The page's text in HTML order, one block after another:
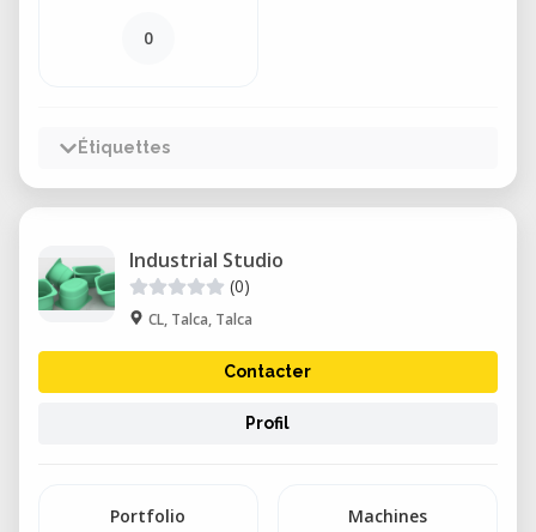
0
Étiquettes
Industrial Studio
(0)
CL, Talca, Talca
Contacter
Profil
Portfolio Machines